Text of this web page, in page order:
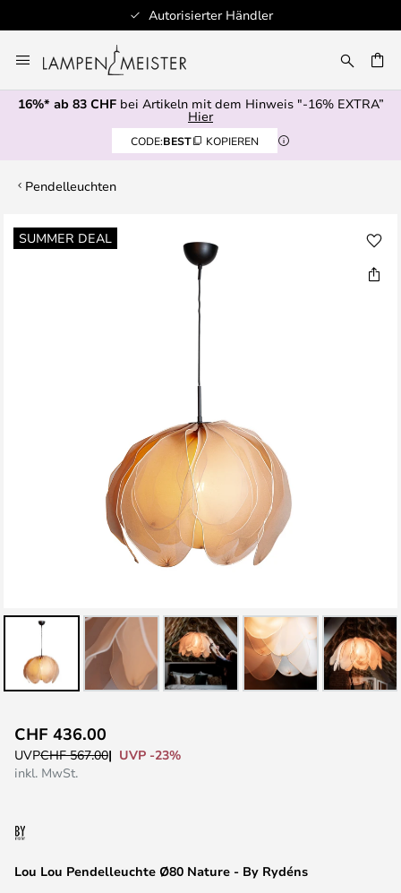
Autorisierter Händler
Inhalt
springen
16%* ab 83 CHFbei Artikeln mit dem Hinweis "-16% EXTRA”
Hier
CODE:BEST KOPIEREN
Pendelleuchten
SUMMER DEAL
Zum
Ende
Anfang
der
Lou Lou Pendelleuchte Ø80 Nature - By Rydéns
CHF 436.00
UVPCHF 567.00
UVP -23%
inkl. MwSt.